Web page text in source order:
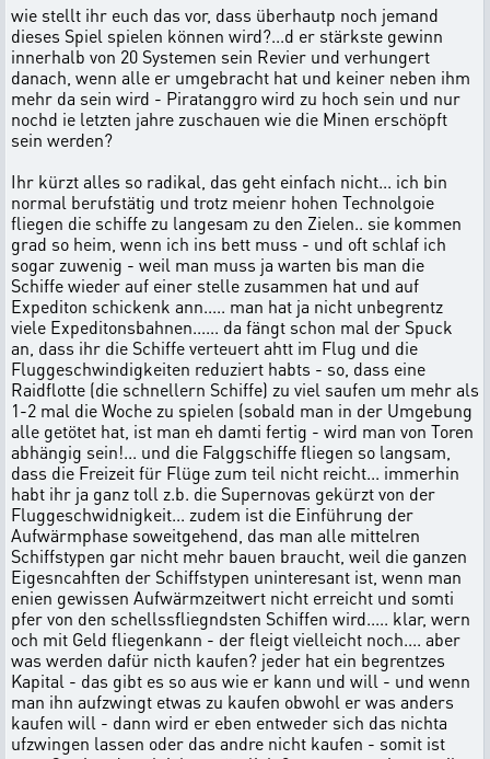
wie stellt ihr euch das vor, dass überhautp noch jemand
dieses Spiel spielen können wird?...d er stärkste gewinn
innerhalb von 20 Systemen sein Revier und verhungert
danach, wenn alle er umgebracht hat und keiner neben ihm
mehr da sein wird - Piratanggro wird zu hoch sein und nur
nochd ie letzten jahre zuschauen wie die Minen erschöpft
sein werden?
Ihr kürzt alles so radikal, das geht einfach nicht... ich bin
normal berufstätig und trotz meienr hohen Technolgoie
fliegen die schiffe zu langesam zu den Zielen.. sie kommen
grad so heim, wenn ich ins bett muss - und oft schlaf ich
sogar zuwenig - weil man muss ja warten bis man die
Schiffe wieder auf einer stelle zusammen hat und auf
Expediton schickenk ann..... man hat ja nicht unbegrentz
viele Expeditonsbahnen...... da fängt schon mal der Spuck
an, dass ihr die Schiffe verteuert ahtt im Flug und die
Fluggeschwindigkeiten reduziert habts - so, dass eine
Raidflotte (die schnellern Schiffe) zu viel saufen um mehr als
1-2 mal die Woche zu spielen (sobald man in der Umgebung
alle getötet hat, ist man eh damti fertig - wird man von Toren
abhängig sein!... und die Falggschiffe fliegen so langsam,
dass die Freizeit für Flüge zum teil nicht reicht... immerhin
habt ihr ja ganz toll z.b. die Supernovas gekürzt von der
Fluggeschwidnigkeit... zudem ist die Einführung der
Aufwärmphase soweitgehend, das man alle mittelren
Schiffstypen gar nicht mehr bauen braucht, weil die ganzen
Eigesncahften der Schiffstypen uninteresant ist, wenn man
enien gewissen Aufwärmzeitwert nicht erreicht und somti
pfer von den schellssfliegndsten Schiffen wird..... klar, wern
och mit Geld fliegenkann - der fleigt vielleicht noch.... aber
was werden dafür nicth kaufen? jeder hat ein begrentzes
Kapital - das gibt es so aus wie er kann und will - und wenn
man ihn aufzwingt etwas zu kaufen obwohl er was anders
kaufen will - dann wird er eben entweder sich das nichta
ufzwingen lassen oder das andre nicht kaufen - somit ist